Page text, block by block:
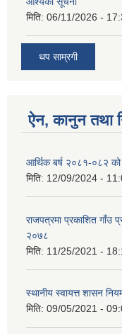
मिति: 06/11/2026 -
थप साम्रगी
ऐन, कानुन तथा
आर्थिक बर्ष २०८१-०८२
मिति: 12/09/2024 -
राजपत्रमा प्रकाशित गाँउ
२०७८
मिति: 11/25/2021 -
स्थानीय स्वायत्त शासन
मिति: 09/05/2021 -